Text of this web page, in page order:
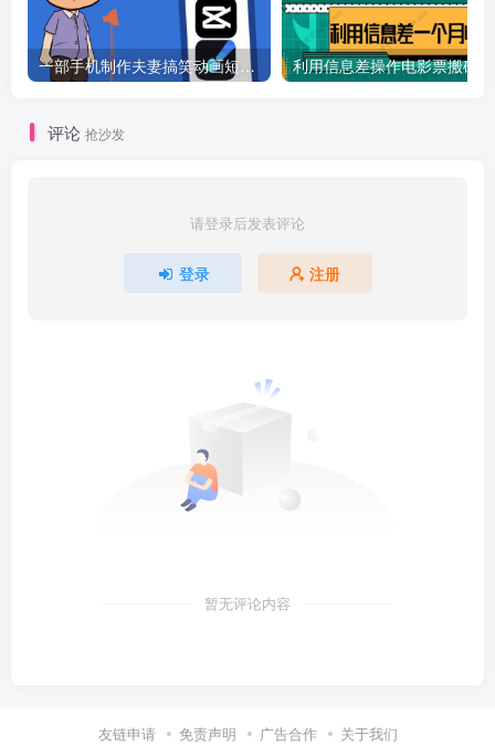
一部手机制作夫妻搞笑动画短视频教程，零基础也能快速上手
评论 抢沙发
请登录后发表评论
登录 注册
暂无评论内容
友链申请 免责声明 广告合作 关于我们